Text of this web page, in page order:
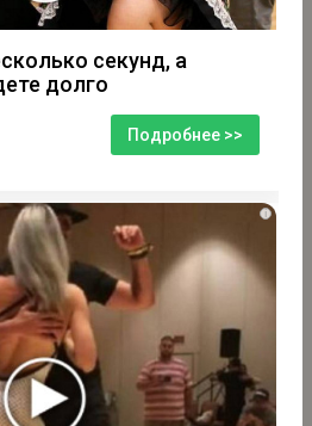
секунд, а
долго
Подробнее >>
i